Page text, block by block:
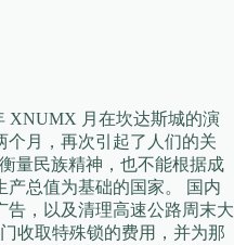
XNUMX 月在坎达斯城的演
个月，再次引起了人们的关
量民族精神，也不能根据成
总值为基础的国家。 国内
，以及清理高速公路周末大
收取特殊锁的费用，并为那